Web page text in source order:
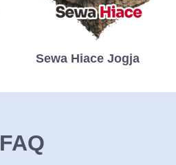
Sewa Hiace Jogja
FAQ